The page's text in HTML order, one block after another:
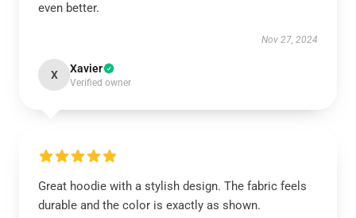
even better.
Nov 27, 2024
X Xavier
Verified owner
Great hoodie with a stylish design. The fabric feels
durable and the color is exactly as shown.